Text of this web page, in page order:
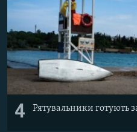
4 Рятувальники готують